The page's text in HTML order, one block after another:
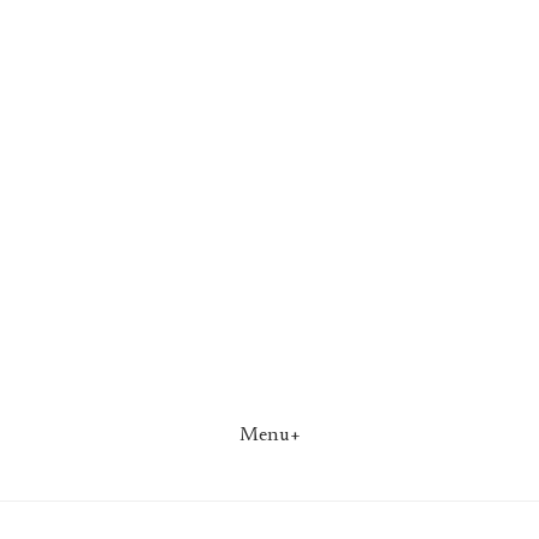
Menu+